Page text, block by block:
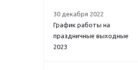
30 декабря 2022
График работы на
праздничные выходные
2023